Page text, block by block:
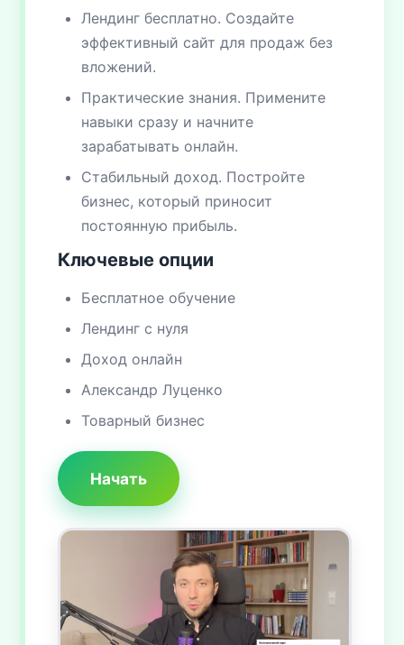
Лендинг бесплатно. Создайте
эффективный сайт для продаж без
вложений.
Практические знания. Примените
навыки сразу и начните
зарабатывать онлайн.
Стабильный доход. Постройте
бизнес, который приносит
постоянную прибыль.
Ключевые опции
Бесплатное обучение
Лендинг с нуля
Доход онлайн
Александр Луценко
Товарный бизнес
Начать